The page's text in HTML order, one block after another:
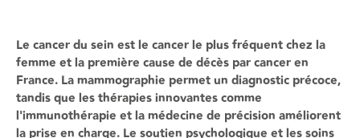
Le cancer du sein est le cancer le plus fréquent chez la
femme et la première cause de décès par cancer en
France. La mammographie permet un diagnostic précoce,
tandis que les thérapies innovantes comme
l'immunothérapie et la médecine de précision améliorent
la prise en charge. Le soutien psychologique et les soins